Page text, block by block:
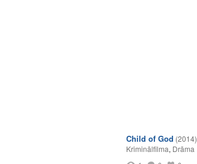
Child of God (2014)
Kriminālfilma, Drāma